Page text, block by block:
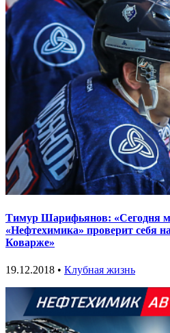
Тимур Шарифьянов: «Сегодня
«Нефтехимика» проверит себя
Коварже»
19.12.2018 • Клубная жизнь